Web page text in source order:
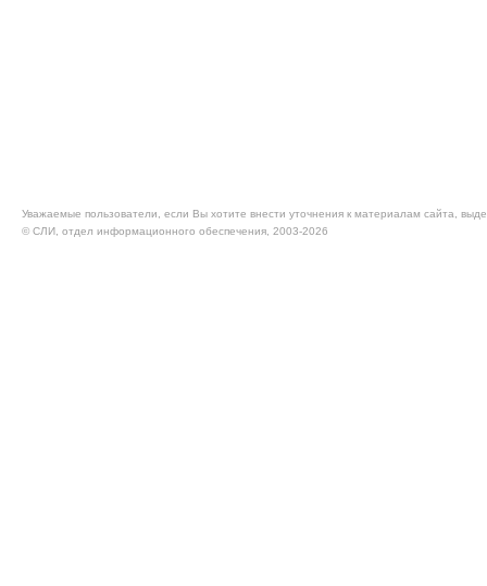
Уважаемые пользователи, если Вы хотите внести уточнения к материалам сайта,
© CЛИ, отдел информационного обеспечения, 2003-2026